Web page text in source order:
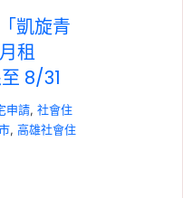
凱旋青
租
8/31
申請, 社會住
, 高雄社會住